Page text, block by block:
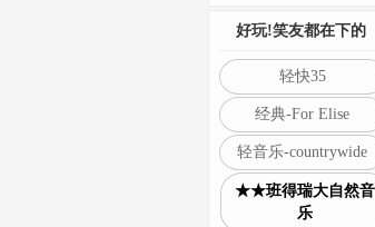
好玩!笑友都在下的
轻快35
经典-For Elise
轻音乐-countrywide
★★班得瑞大自然音
乐